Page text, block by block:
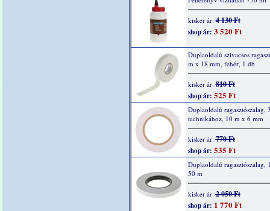
kisker ár:4 130 Ft
shop ár: 3 520 Ft
Duplaoldalú szivacsos
m x 18 mm, fehér, 1 db
kisker ár:810 Ft
shop ár: 525 Ft
Duplaoldalú ragasztószalag,
technikához, 10 m x 6 mm
kisker ár:770 Ft
shop ár: 535 Ft
Duplaoldalú ragasztószalag,
50 m
kisker ár:2 050 Ft
shop ár: 1 770 Ft